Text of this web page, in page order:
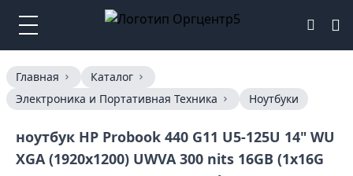
Главная
Каталог
Электроника и Портативная Техника
Ноутбуки
ноутбук HP Probook 440 G11 U5-125U 14" WU
XGA (1920x1200) UWVA 300 nits 16GB (1x16G